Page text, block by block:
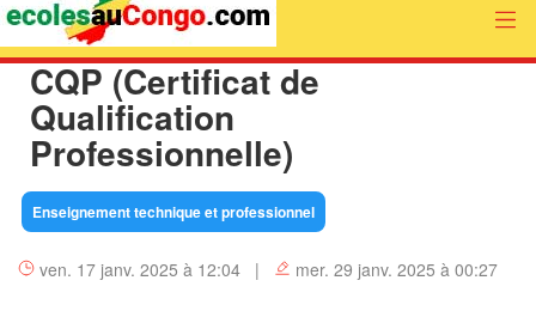
CQP (Certificat de
Qualification
Professionnelle)
Enseignement technique et professionnel
ven. 17 janv. 2025 à 12:04 | mer. 29 janv. 2025 à 00:27